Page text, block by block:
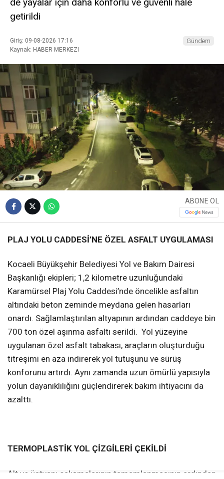
de yayalar için daha konforlu ve güvenli hale
getirildi
Giriş: 09-08-2026 17:16
Kaynak: HABER MERKEZI
Gündem
ABONE OL
PLAJ YOLU CADDESİ’NE ÖZEL ASFALT UYGULAMASI
Kocaeli Büyükşehir Belediyesi Yol ve Bakım Dairesi
Başkanlığı ekipleri; 1,2 kilometre uzunluğundaki
Karamürsel Plaj Yolu Caddesi’nde öncelikle asfaltın
altındaki beton zeminde meydana gelen hasarları
onardı. Sağlamlaştırılan altyapının ardından caddeye bin
700 ton özel aşınma asfaltı serildi. Yol yüzeyine
uygulanan özel asfalt tabakası, araçların oluşturduğu
titreşimi en aza indirerek yol tutuşunu ve sürüş
konforunu artırdı. Aynı zamanda uzun ömürlü yapısıyla
yolun dayanıklılığını güçlendirerek bakım ihtiyacını da
azalttı.
TERMOPLASTİK YOL ÇİZGİLERİ ÇEKİLDİ
Alt ve üstyapı çalışmalarının tamamlanmasının ardından